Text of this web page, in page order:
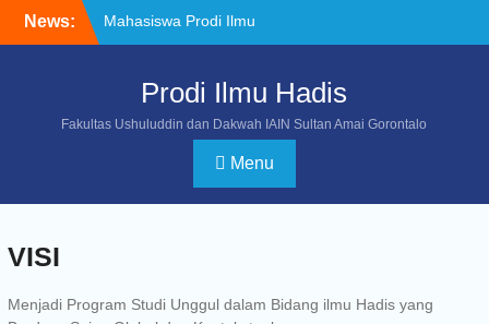
News:
Mahasiswa Prodi Ilmu
Hadis IAIN Sultan Amai
Prestasi pada POROS
Program Studi Ilmu Hadis
Program Studi Unggul
Masyarakat, Mahasiswa
Ilmu Hadis Pimpin Doa dan
Prodi Ilmu Hadis
Fakultas Ushuluddin dan Dakwah IAIN Sultan Amai Gorontalo
Menu
VISI
Menjadi Program Studi Unggul dalam Bidang ilmu Hadis yang